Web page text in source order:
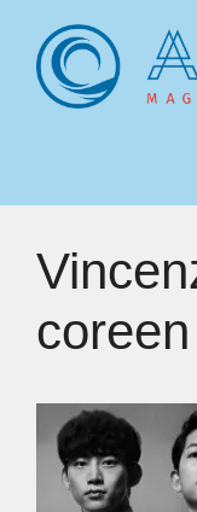
contenu
coreen